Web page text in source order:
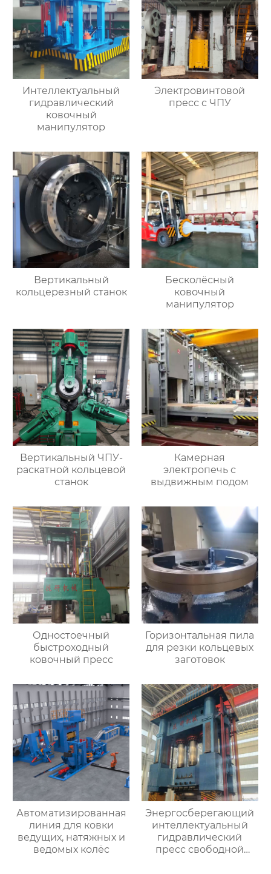
Интеллектуальный
гидравлический
ковочный
манипулятор
Электровинтовой
пресс с ЧПУ
Вертикальный
кольцерезный станок
Бесколёсный
ковочный
манипулятор
Вертикальный ЧПУ-
раскатной кольцевой
станок
Камерная
электропечь с
выдвижным подом
Одностоечный
быстроходный
ковочный пресс
Горизонтальная пила
для резки кольцевых
заготовок
Автоматизированная
линия для ковки
ведущих, натяжных и
ведомых колёс
Энергосберегающий
интеллектуальный
гидравлический
пресс свободной